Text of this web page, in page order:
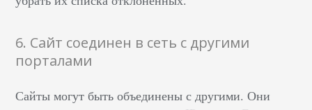
6. Сайт соединен в сеть с другими
порталами
Сайты могут быть объединены с другими. Они